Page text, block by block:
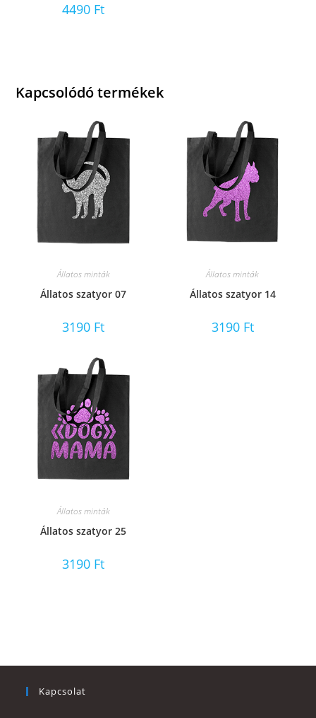
4490 Ft
Kapcsolódó termékek
Állatos minták
Állatos szatyor 07
3190 Ft
Állatos minták
Állatos szatyor 14
3190 Ft
Állatos minták
Állatos szatyor 25
3190 Ft
Kapcsolat